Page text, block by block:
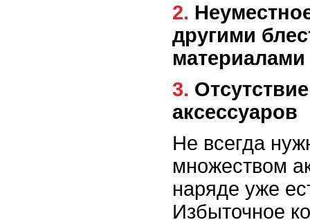
2. Неуместное сочетание с
другими
материалами
3. Отсутствие правильных
аксессуаров
Не всегда
множеством
наряде уже
Избыточное